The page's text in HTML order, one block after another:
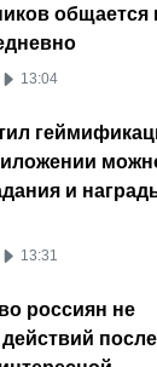
общается
13:04
и
13:31
россиян не
после